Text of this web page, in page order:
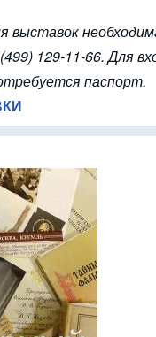
выставок
129-11-66. Для
паспорт.